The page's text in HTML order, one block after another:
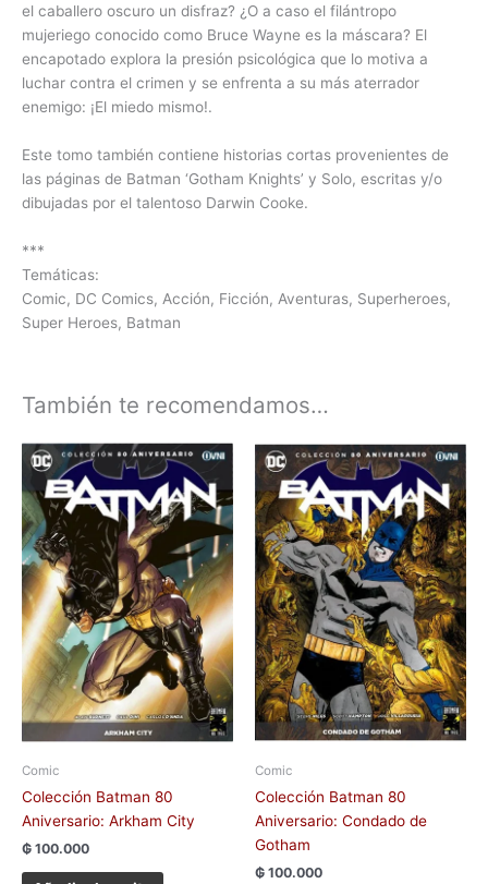
el caballero oscuro un disfraz? ¿O a caso el filántropo
mujeriego conocido como Bruce Wayne es la máscara? El
encapotado explora la presión psicológica que lo motiva a
luchar contra el crimen y se enfrenta a su más aterrador
enemigo: ¡El miedo mismo!.
Este tomo también contiene historias cortas provenientes de
las páginas de Batman ‘Gotham Knights’ y Solo, escritas y/o
dibujadas por el talentoso Darwin Cooke.
***
Temáticas:
Comic, DC Comics, Acción, Ficción, Aventuras, Superheroes,
Super Heroes, Batman
También te recomendamos…
Comic
Colección Batman 80
Aniversario: Arkham City
₲ 100.000
Comic
Colección Batman 80
Aniversario: Condado de
Gotham
₲ 100.000